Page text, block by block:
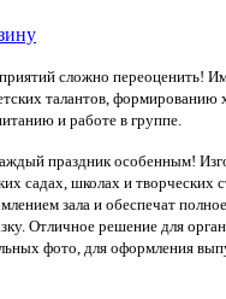
сложно переоценить!
талантов, формированию
и работе в группе.
праздник особенным!
садах, школах и творческих
зала и обеспечат
Отличное решение для
фото, для оформления